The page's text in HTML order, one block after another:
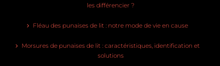
les différencier ?
Fléau des punaises de lit : notre mode de vie en cause
Morsures de punaises de lit : caractéristiques, identification et
solutions